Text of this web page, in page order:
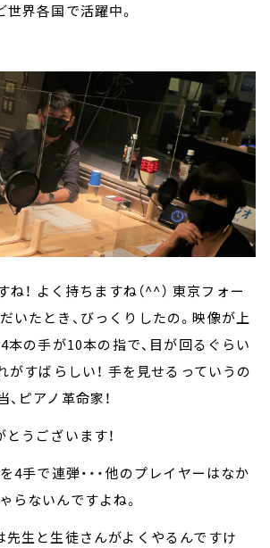
世界各国で活躍中。
ね！ よく持ちますね（^^） 東京フォー
いたとき、びっくりしたの。映像が上
本の手が10本の指で、目が回るぐらい
がすばらしい！ 手を見せるっていうの
ピアノ革命家！
うございます！
4手で連弾・・・他のプレイヤーはなか
らないんですよね。
先生と生徒さんがよくやるんですけ